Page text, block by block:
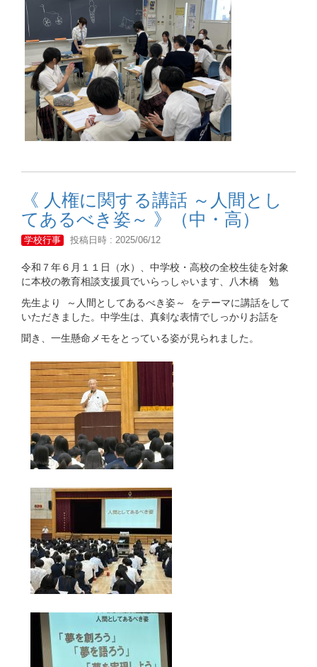
《 人権に関する講話 ～人間とし
てあるべき姿～ 》（中・高）
学校行事 投稿日時 : 2025/06/12
令和７年６月１１日（水）、中学校・高校の全校生徒を対象
に本校の教育相談支援員でいらっしゃいます、八木橋 勉
先生より ～人間としてあるべき姿～ をテーマに講話をして
いただきました。中学生は、真剣な表情でしっかりお話を
聞き、一生懸命メモをとっている姿が見られました。